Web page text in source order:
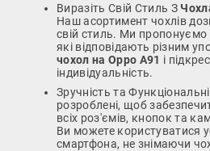
Виразіть Свій Стиль З
Наш асортимент чохлів
свій стиль. Ми пропонуємо
які відповідають різним
чохол на Oppo A91 і
індивідуальність.
Зручність та
розроблені, щоб
всіх роз'ємів, кнопок та
Ви можете користуватися
смартфона, не знімаючи